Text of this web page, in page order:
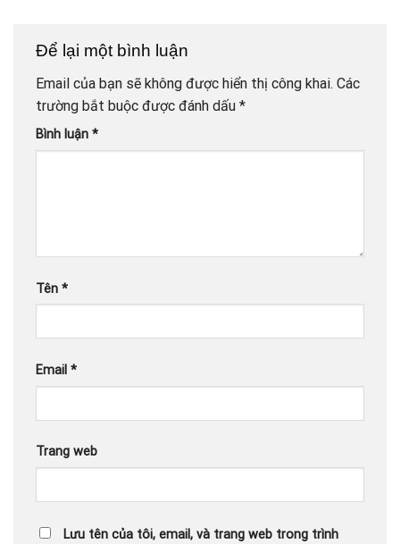
Để lại một bình luận
Email của bạn sẽ không được hiển thị công khai. Các
trường bắt buộc được đánh dấu *
Bình luận *
Tên *
Email *
Trang web
Lưu tên của tôi, email, và trang web trong trình